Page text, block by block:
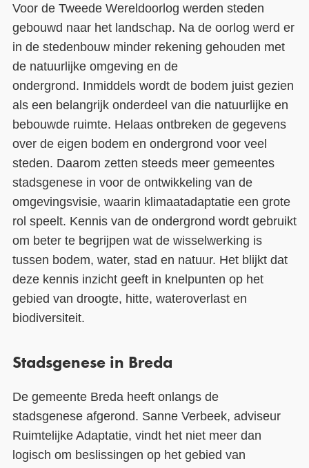
Voor de Tweede Wereldoorlog werden steden
gebouwd naar het landschap. Na de oorlog werd er
in de stedenbouw minder rekening gehouden met
denatuurlijke omgeving en de
ondergrond. Inmiddels wordt de bodem juist gezien
als een belangrijk onderdeel van die natuurlijke en
bebouwde ruimte. Helaas ontbreken de gegevens
over de eigen bodem en ondergrond voor veel
steden. Daarom zetten steeds meer gemeentes
stadsgenese in voor de ontwikkeling van de
omgevingsvisie, waarin klimaatadaptatie een grote
rol speelt. Kennis van de ondergrond wordt gebruikt
om beter te begrijpen wat de wisselwerking is
tussen bodem, water, stad en natuur. Het blijkt dat
deze kennis inzicht geeft in knelpunten op het
gebied van droogte, hitte, wateroverlast en
biodiversiteit.
Stadsgenese in Breda
Degemeente Breda heeft onlangs de
stadsgenese afgerond. Sanne Verbeek, adviseur
Ruimtelijke Adaptatie, vindt het niet meer dan
logisch om beslissingen op het gebied van